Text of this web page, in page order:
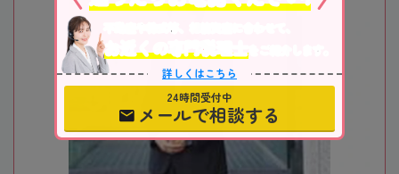
不動産や株式等、相続資産に合わせて、
お近くの専門税理士 をご紹介します。
詳しくはこちら
24時間受付中
メールで相談する